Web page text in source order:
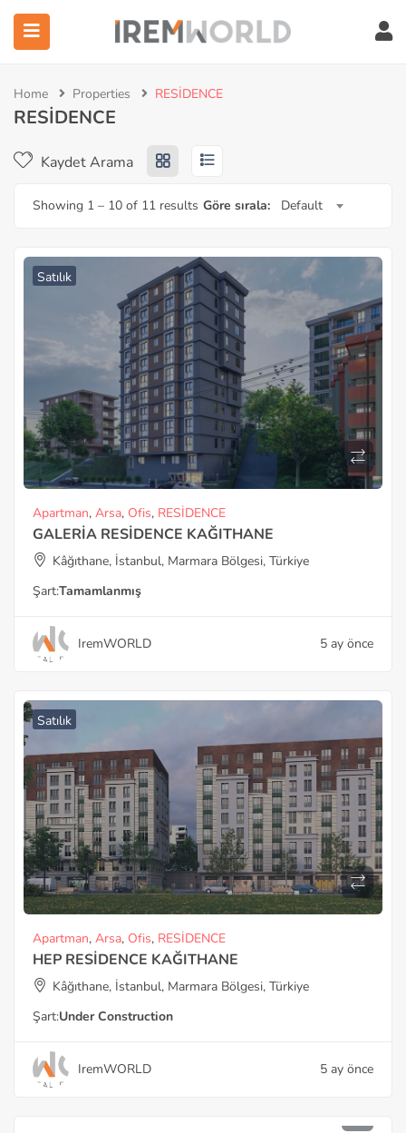
(Hizmetler)
(Kurumsal)
(IW Enstitüsü)
Home Properties RESİDENCE
RESİDENCE
Kaydet Arama
Showing 1 – 10 of 11 results Göre sırala: Default
Satılık
Apartman, Arsa, Ofis, RESİDENCE
GALERİA RESİDENCE KAĞITHANE
Kâğıthane, İstanbul, Marmara Bölgesi, Türkiye
Şart:Tamamlanmış
IremWORLD 5 ay önce
Satılık
Apartman, Arsa, Ofis, RESİDENCE
HEP RESİDENCE KAĞITHANE
Kâğıthane, İstanbul, Marmara Bölgesi, Türkiye
Şart:Under Construction
IremWORLD 5 ay önce